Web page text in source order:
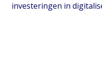
investeringen in